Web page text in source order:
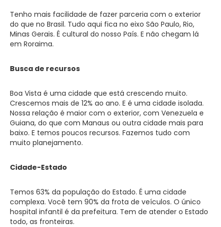
Tenho mais facilidade de fazer parceria com o exterior
do que no Brasil. Tudo aqui fica no eixo São Paulo, Rio,
Minas Gerais. É cultural do nosso País. E não chegam lá
em Roraima.
Busca de recursos
Boa Vista é uma cidade que está crescendo muito.
Crescemos mais de 12% ao ano. E é uma cidade isolada.
Nossa relação é maior com o exterior, com Venezuela e
Guiana, do que com Manaus ou outra cidade mais para
baixo. E temos poucos recursos. Fazemos tudo com
muito planejamento.
Cidade-Estado
Temos 63% da população do Estado. É uma cidade
complexa. Você tem 90% da frota de veículos. O único
hospital infantil é da prefeitura. Tem de atender o Estado
todo, as fronteiras.